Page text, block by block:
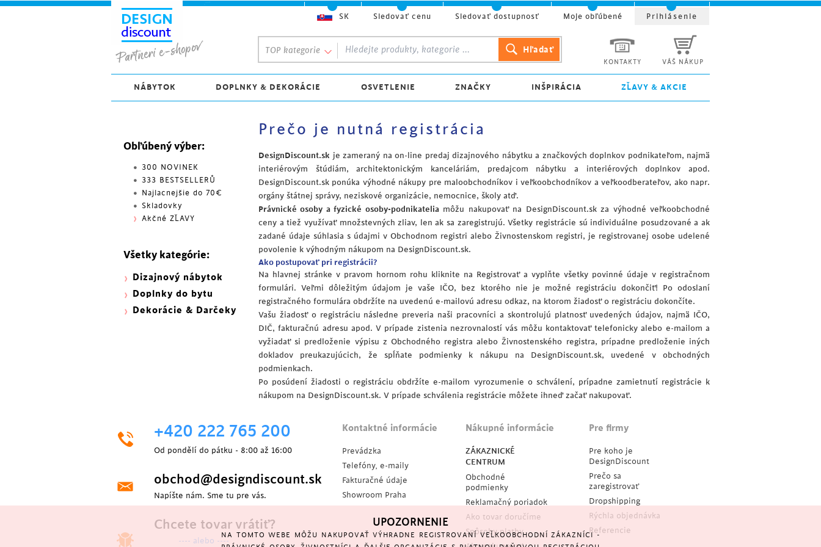
Prečo je nutná registrácia
DesignDiscount.sk je zameraný na on-line predaj dizajnového nábytku a značkových doplnkov podnikateľom, najmä
interiérovým štúdiám, architektonickým kanceláriám, predajcom nábytku a interiérových doplnkov apod.
DesignDiscount.sk ponúka výhodné nákupy pre maloobchodníkov i veľkoobchodníkov a veľkoodberateľov, ako napr.
orgány štátnej správy, neziskové organizácie, nemocnice, školy atď.
Právnické osoby a fyzické osoby-podnikatelia môžu nakupovať na DesignDiscount.sk za výhodné veľkoobchodné
ceny a tiež využívať množstevných zliav, len ak sa zaregistrujú. Všetky registrácie sú individuálne posudzované a ak
zadané údaje súhlasia s údajmi v Obchodnom registri alebo Živnostenskom registri, je registrovanej osobe udelené
povolenie k výhodným nákupom na DesignDiscount.sk.
Ako postupovať pri registrácii?
Na hlavnej stránke v pravom hornom rohu kliknite na Registrovať a vyplňte všetky povinné údaje v registračnom
formulári. Veľmi dôležitým údajom je vaše IČO, bez ktorého nie je možné registráciu dokončiť! Po odoslaní
registračného formulára obdržíte na uvedenú e-mailovú adresu odkaz, na ktorom žiadosť o registráciu dokončíte.
Vašu žiadosť o registráciu následne preveria naši pracovníci a skontrolujú platnosť uvedených údajov, najmä IČO,
DIČ, fakturačnú adresu apod. V prípade zistenia nezrovnalostí vás môžu kontaktovať telefonicky alebo e-mailom a
vyžiadať si predloženie výpisu z Obchodného registra alebo Živnostenského registra, prípadne predloženie iných
dokladov preukazujúcich, že spĺňate podmienky k nákupu na DesignDiscount.sk, uvedené v obchodných
podmienkach.
Po posúdení žiadosti o registráciu obdržíte e-mailom vyrozumenie o schválení, prípadne zamietnutí registrácie k
nákupom na DesignDiscount.sk. V prípade schválenia registrácie môžete ihneď začať nakupovať.
Obľúbený výber:
300 NOVINEK
333 BESTSELLERŮ
Najlacnejšie do 70€
Skladovky
Akčné ZĽAVY
Všetky kategórie:
Dizajnový nábytok
Doplnky do bytu
Dekorácie & Darčeky
KONTAKTY VÁŠ NÁKUP
TOP kategorie
NÁBYTOK DOPLNKY & DEKORÁCIE OSVETLENIE ZNAČKY INŠPIRÁCIA ZĽAVY & AKCIE
SK Sledovať cenu Sledovať dostupnosť Moje obľúbené Prihlásenie
+420 222 765 200
Od pondělí do pátku - 8:00 až 16:00
obchod@designdiscount.sk
Napíšte nám. Sme tu pre vás.
Chcete tovar vrátiť?
---- alebo ----
Kontaktné informácie
Prevádzka
Telefóny, e-maily
Fakturačné údaje
Showroom Praha
Nákupné informácie
ZÁKAZNICKÉ
CENTRUM
Obchodné
podmienky
Reklamačný poriadok
Ako tovar doručíme
Spôsoby platby
Pre firmy
Pre koho je
DesignDiscount
Prečo sa
zaregistrovať
Dropshipping
Rýchla objednávka
Referencie
UPOZORNENIE
NA TOMTO WEBE MÔŽU NAKUPOVAŤ VÝHRADNE REGISTROVANÍ VEĽKOOBCHODNÍ ZÁKAZNÍCI -